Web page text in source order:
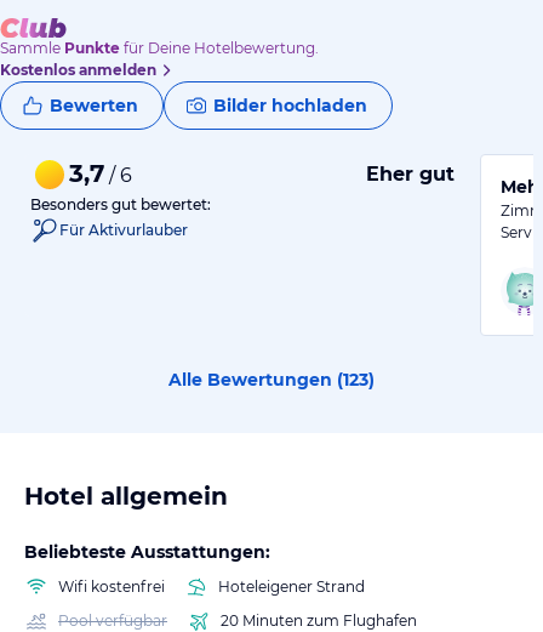
Sammle Punkte für Deine Hotelbewertung.
Kostenlos anmelden
Bewerten Bilder hochladen
3,7 / 6 Eher gut
Besonders gut bewertet:
Für Aktivurlauber
Alle Bewertungen (123)
Hotel allgemein
Beliebteste Ausstattungen:
Wifi kostenfrei
Hoteleigener Strand
Pool verfügbar
20 Minuten zum Flughafen